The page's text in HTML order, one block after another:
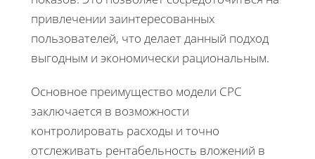
привлечении заинтересованных
пользователей, что делает данный подход
выгодным и экономически рациональным.
Основное преимущество модели CPC
заключается в возможности
контролировать расходы и точно
отслеживать рентабельность вложений в